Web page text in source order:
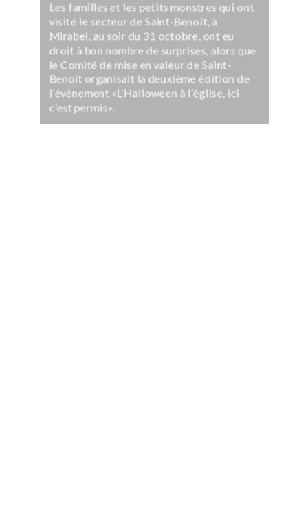
Les familles et les petits monstres qui ont
visité le secteur de Saint-Benoît, à
Mirabel, au soir du 31 octobre, ont eu
droit à bon nombre de surprises, alors que
le Comité de mise en valeur de Saint-
Benoît organisait la deuxième édition de
l’événement «L’Halloween à l’église, ici
c’est permis».